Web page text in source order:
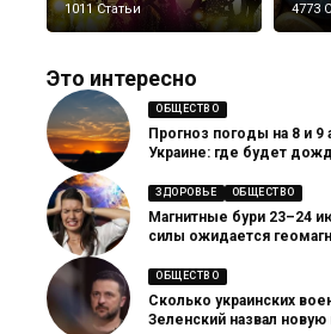
1011 Статьи 4773
Это интересно
ОБЩЕСТВО
Прогноз погоды на 8 и 9
Украине: где будет
ЗДОРОВЬЕ ОБЩЕСТВО
Магнитные бури 23–24
силы ожидается
ОБЩЕСТВО
Сколько украинских
Зеленский назвал